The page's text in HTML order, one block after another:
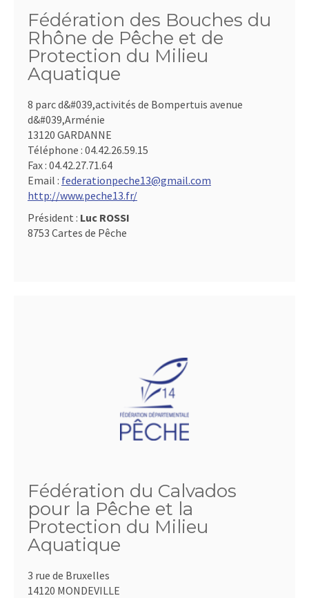
Fédération des Bouches du
Rhône de Pêche et de
Protection du Milieu
Aquatique
8 parc d&#039,activités de Bompertuis avenue
d&#039,Arménie
13120 GARDANNE
Téléphone : 04.42.26.59.15
Fax : 04.42.27.71.64
Email : federationpeche13@gmail.com
http://www.peche13.fr/
Président : Luc ROSSI
8753 Cartes de Pêche
Fédération du Calvados
pour la Pêche et la
Protection du Milieu
Aquatique
3 rue de Bruxelles
14120 MONDEVILLE